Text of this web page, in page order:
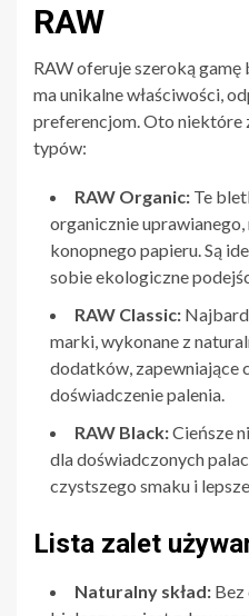
RAW
RAW oferuje szeroką
ma unikalne właściwości,
preferencjom. Oto niektóre
typów:
RAW Organic: Te
organicznie
konopnego papieru. Są
sobie ekologiczne
RAW Classic:
marki, wykonane z
dodatków, zapewniające
doświadczenie palenia.
RAW Black:Cieńsze
dla doświadczonych
czystszego smaku i
Lista zalet
Naturalny skład: